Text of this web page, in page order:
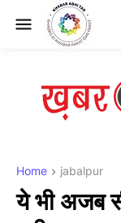
Home jabalpur
ये भी अजब